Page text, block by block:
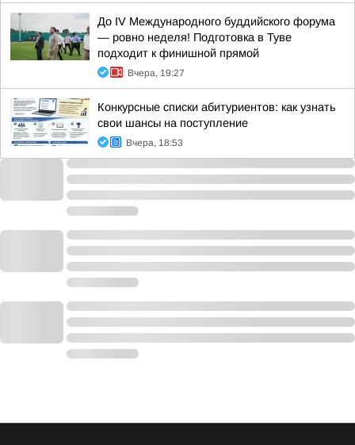
До IV Международного буддийского форума
— ровно неделя! Подготовка в Туве
подходит к финишной прямой
Вчера, 19:27
Конкурсные списки абитуриентов: как узнать
свои шансы на поступление
Вчера, 18:53